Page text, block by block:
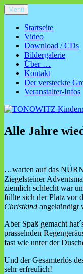
Zum
Inhalt
springen
TONOWITZ
Kinderliedermacher
Kinderlieder zum
Menü
Startseite
Video
Download / CDs
Bildergalerie
Über …
Kontakt
Der versteckte
Veranstalter-Infos
Alle Jahre
…warten auf das
Ziegelsteiner
ziemlich schlecht war
füllte sich der Platz vor
Christkind
Aber Spaß gemacht
prasselnden
fast wie unter der
Und der Gesamterlös
sehr erfreulich!